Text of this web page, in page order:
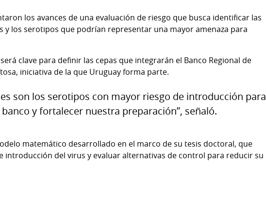
los avances de una evaluación de riesgo que busca identificar las
y los serotipos que podrían representar una mayor amenaza para
clave para definir las cepas que integrarán el Banco Regional de
iniciativa de la que Uruguay forma parte.
son los serotipos con mayor riesgo de introducción para
y fortalecer nuestra preparación”, señaló.
matemático desarrollado en el marco de su tesis doctoral, que
introducción del virus y evaluar alternativas de control para reducir su